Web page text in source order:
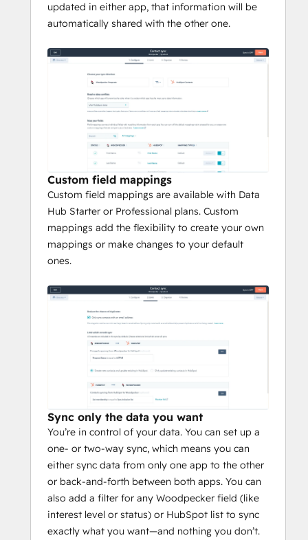
updated in either app, that information will be
automatically shared with the other one.
Custom field mappings
Custom field mappings are available with Data
Hub Starter or Professional plans. Custom
mappings add the flexibility to create your own
mappings or make changes to your default
ones.
Sync only the data you want
You’re in control of your data. You can set up a
one- or two-way sync, which means you can
either sync data from only one app to the other
or back-and-forth between both apps. You can
also add a filter for any Woodpecker field (like
interest level or status) or HubSpot list to sync
exactly what you want—and nothing you don’t.